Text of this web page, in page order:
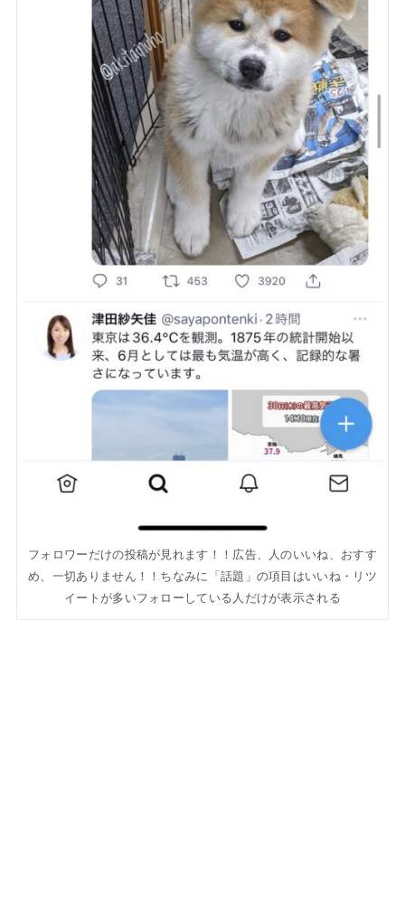
フォロワーだけの投稿が見れます！！広告、人のいいね、おすす
め、一切ありません！！ちなみに「話題」の項目はいいね・リツ
イートが多いフォローしている人だけが表示される